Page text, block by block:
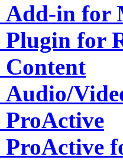
Add-in for
Plugin for
Content
Audio/
ProActive
ProActive